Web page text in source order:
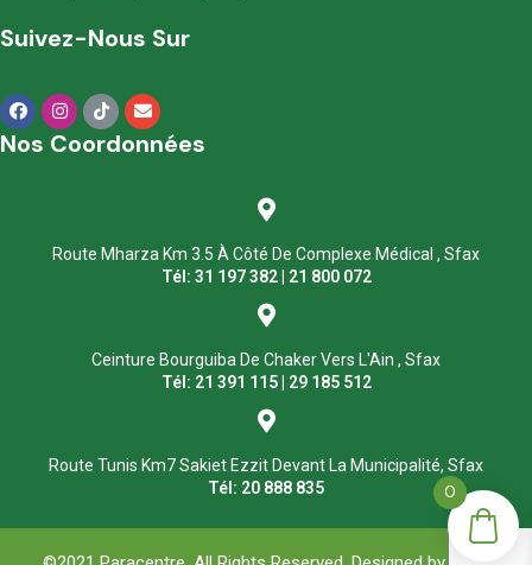
Suivez-Nous Sur
Nos Coordonnées
Route Mharza Km 3.5 À Côté De Complexe Médical , Sfax
Tél: 31 197 382 | 21 800 072
Ceinture Bourguiba De Chaker Vers L'Ain , Sfax
Tél: 21 391 115 | 29 185 512
Route Tunis Km7 Sakiet Ezzit Devant La Municipalité, Sfax
Tél: 20 888 835
0